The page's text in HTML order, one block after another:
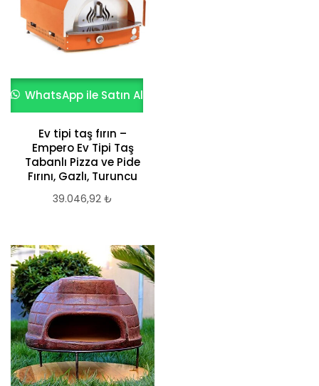
WhatsApp ile Satın Al
Ev tipi taş fırın –
Empero Ev Tipi Taş
Tabanlı Pizza ve Pide
Fırını, Gazlı, Turuncu
39.046,92 ₺